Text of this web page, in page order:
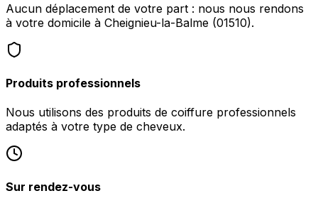
Aucun déplacement de votre part : nous nous rendons
à votre domicile à Cheignieu-la-Balme (01510).
Produits professionnels
Nous utilisons des produits de coiffure professionnels
adaptés à votre type de cheveux.
Sur rendez-vous